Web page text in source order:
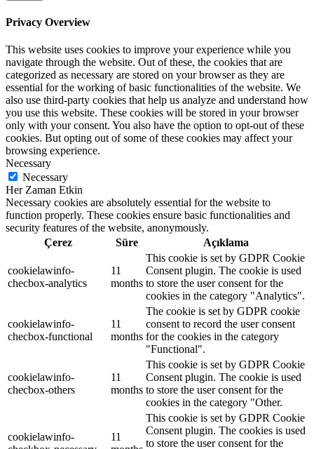
Privacy Overview
This website uses cookies to improve your experience while you
navigate through the website. Out of these, the cookies that are
categorized as necessary are stored on your browser as they are
essential for the working of basic functionalities of the website. We
also use third-party cookies that help us analyze and understand how
you use this website. These cookies will be stored in your browser
only with your consent. You also have the option to opt-out of these
cookies. But opting out of some of these cookies may affect your
browsing experience.
Necessary
Necessary
Her Zaman Etkin
Necessary cookies are absolutely essential for the website to
function properly. These cookies ensure basic functionalities and
security features of the website, anonymously.
Çerez
Süre Açıklama
cookielawinfo-
checbox-analytics
11
months
This cookie is set by GDPR Cookie
Consent plugin. The cookie is used
to store the user consent for the
cookies in the category "Analytics".
cookielawinfo-
checbox-functional
11
months
The cookie is set by GDPR cookie
consent to record the user consent
for the cookies in the category
"Functional".
cookielawinfo-
checbox-others
11
months
This cookie is set by GDPR Cookie
Consent plugin. The cookie is used
to store the user consent for the
cookies in the category "Other.
cookielawinfo-
11
This cookie is set by GDPR Cookie
Consent plugin. The cookies is used
to store the user consent for the